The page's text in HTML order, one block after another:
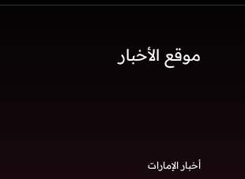
موقع الأخبار
أخبار الإمارات